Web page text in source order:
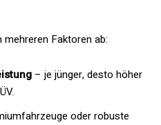
Faktoren ab:
– je jünger, desto höher
oder robuste